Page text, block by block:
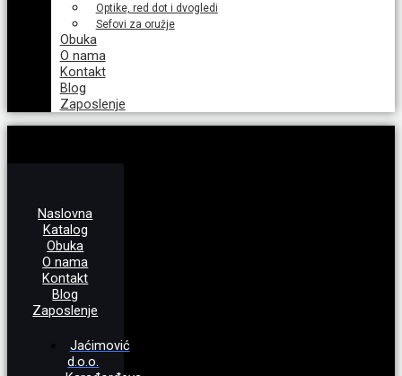
Optike, red dot i dvogledi
Sefovi za oružje
Obuka
O nama
Kontakt
Blog
Zaposlenje
Naslovna
Katalog
Obuka
O nama
Kontakt
Blog
Zaposlenje
Jaćimović
d.o.o.